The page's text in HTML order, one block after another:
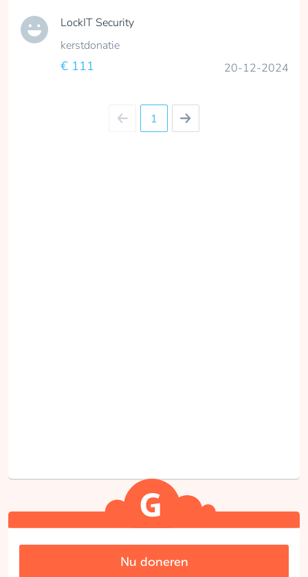
LockIT Security
kerstdonatie
€ 111 20-12-2024
1
Nu doneren